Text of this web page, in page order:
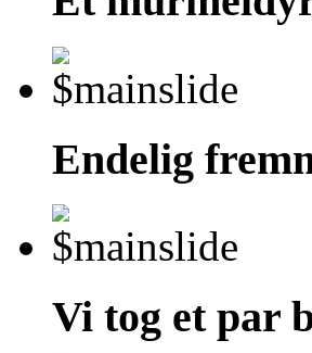
Endelig
Vi tog et par